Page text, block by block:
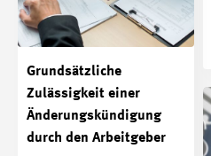
Grundsätzliche
Zulässigkeit einer
Änderungskündigung
durch den Arbeitgeber